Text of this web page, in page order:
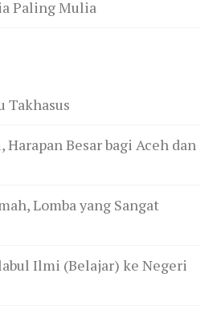
Paling Mulia
Takhasus
Besar bagi Aceh dan
Lomba yang Sangat
Ilmi (Belajar) ke Negeri